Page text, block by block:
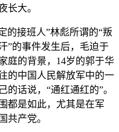
长大。
的接班人”林彪所谓的“叛
”的事件发生后，毛迫于
庭的背景，14岁的郭于华
的中国人民解放军中的一
话说，“通红通红的”。
都是如此，尤其是在军
共产党。